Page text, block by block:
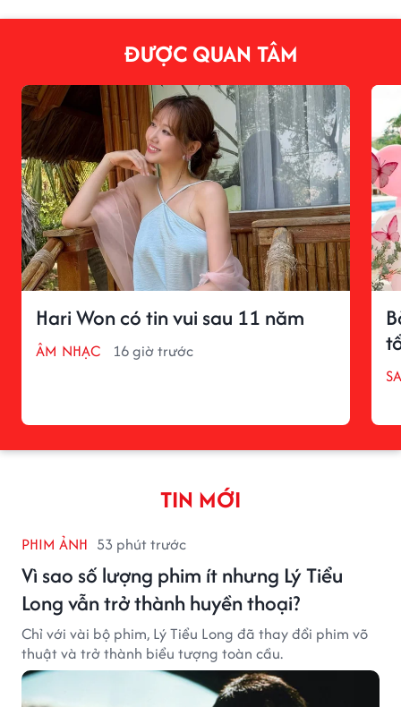
ĐƯỢC QUAN TÂM
Hari Won có tin vui sau 11 năm
ÂM NHẠC 16 giờ trước
TIN MỚI
PHIM ẢNH 53 phút trước
Vì sao số lượng phim ít nhưng Lý Tiểu
Long vẫn trở thành huyền thoại?
Chỉ với vài bộ phim, Lý Tiểu Long đã thay đổi phim võ
thuật và trở thành biểu tượng toàn cầu.